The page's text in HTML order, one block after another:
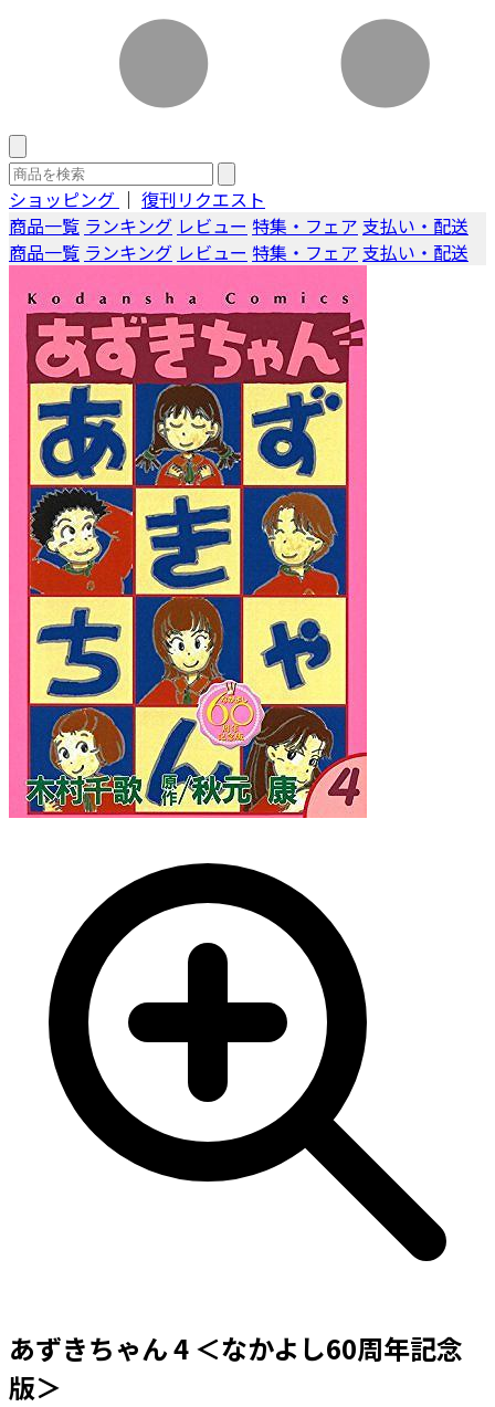
ショッピング ｜ 復刊リクエスト
商品一覧 ランキング レビュー 特集・フェア 支払い・配送
商品一覧 ランキング レビュー 特集・フェア 支払い・配送
あずきちゃん 4 ＜なかよし60周年記念
版＞